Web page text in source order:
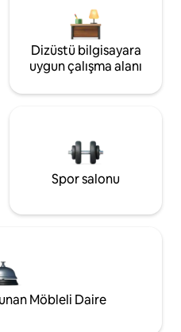
Dizüstü bilgisayara
uygun çalışma alanı
Spor salonu
Möbleli Daire